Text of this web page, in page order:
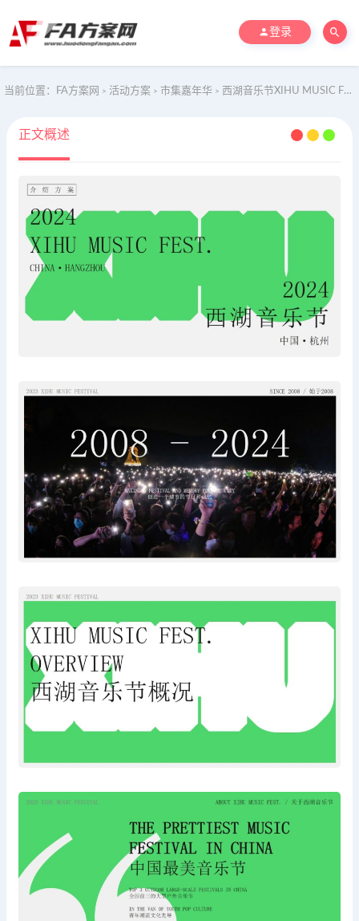
登录
当前位置： FA方案网 > 活动方案 > 市集嘉年华 > 西湖音乐节XIHU MUSIC FEST INTRO
正文概述